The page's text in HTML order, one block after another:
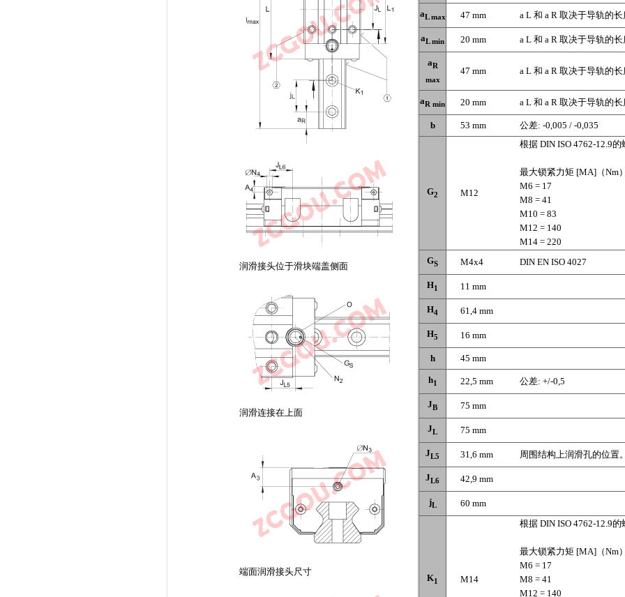
润滑接头位于滑块端盖侧面
润滑连接在上面
端面润滑接头尺寸
aL max 47 mm a L 和 a R 取决于导轨的长
aL min 20 mm a L 和 a R 取决于导轨的长
aR
max
47 mm a L 和 a R 取决于导轨的长
aR min 20 mm a L 和 a R 取决于导轨的长
b 53 mm 公差: -0,005 / -0,035
G2 M12
根据 DIN ISO 4762-12.9的
最大锁紧力矩 [MA]（Nm
M6 = 17
M8 = 41
M10 = 83
M12 = 140
M14 = 220
GS M4x4 DIN EN ISO 4027
H1 11 mm
H4 61,4 mm
H5 16 mm
h 45 mm
h1 22,5 mm 公差: +/-0,5
JB 75 mm
JL 75 mm
JL5 31,6 mm 周围结构上润滑孔的位置。
JL6 42,9 mm
jL 60 mm
K1 M14
根据 DIN ISO 4762-12.9的
最大锁紧力矩 [MA]（Nm
M6 = 17
M8 = 41
M12 = 140